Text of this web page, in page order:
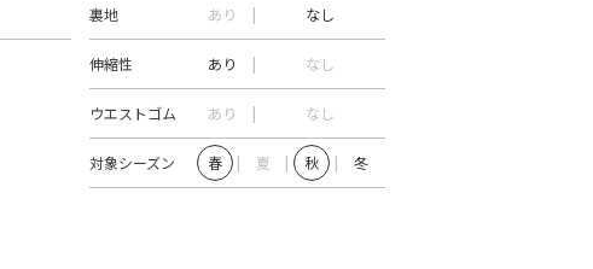
裏地 あり なし
伸縮性 あり なし
ウエストゴム あり なし
対象シーズン 春 夏 秋 冬